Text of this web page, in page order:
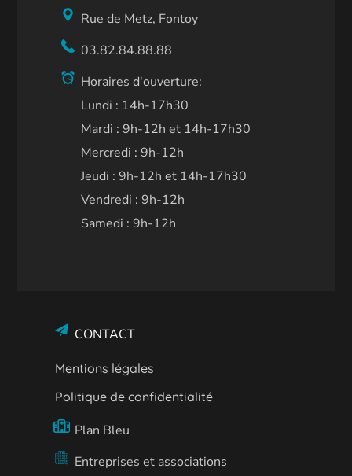
Rue de Metz, Fontoy
03.82.84.88.88
Horaires d'ouverture:
Lundi : 14h-17h30
Mardi : 9h-12h et 14h-17h30
Mercredi : 9h-12h
Jeudi : 9h-12h et 14h-17h30
Vendredi : 9h-12h
Samedi : 9h-12h
CONTACT
Mentions légales
Politique de confidentialité
Plan Bleu
Entreprises et associations